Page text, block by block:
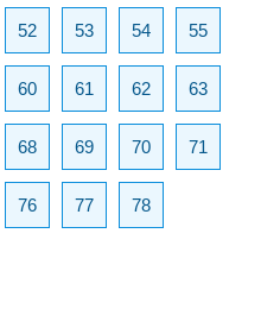
52 53 54 55
60 61 62 63
68 69 70 71
76 77 78